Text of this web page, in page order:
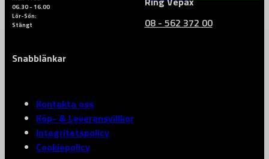
06.30 - 16.00
Lör-Sön:
Stängt
08 - 562 372 00
Snabblänkar
Kontakta oss
Köp- & Leveransvillkor
Integritetspolicy
Cookiepolicy